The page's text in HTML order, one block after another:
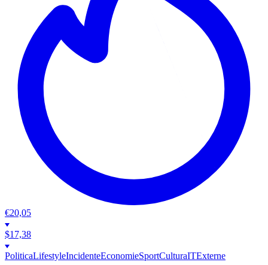
€20,05
$17,38
PoliticaLifestyleIncidenteEconomieSportCulturaITExterne